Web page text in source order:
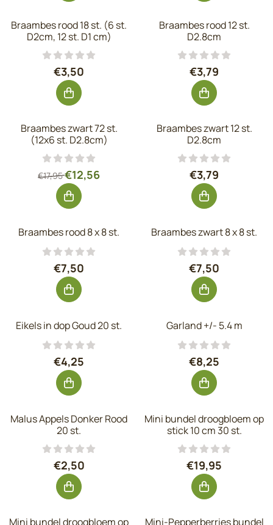
Braambes rood 18 st. (6 st.
D2cm, 12 st. D1 cm)
Prijs: 3,50, exclusief btw: 2,89
€3,50
Braambes rood 12 st.
D2.8cm
Prijs: 3,79,
€3,79
Braambes zwart 72 st.
(12x6 st. D2.8cm)
Van 17,95 voor 12,56, exclusief btw: 10,38
€17,95€12,56
Braambes zwart 12 st.
D2.8cm
Prijs: 3,79,
€3,79
Braambes rood 8 x 8 st.
Prijs: 7,50, exclusief btw: 6,20
€7,50
Braambes zwart 8 x 8 st.
Prijs: 7,50,
€7,50
Eikels in dop Goud 20 st.
Prijs: 4,25, exclusief btw: 3,51
€4,25
Garland +/- 5.4 m
Prijs: 8,25,
€8,25
Malus Appels Donker Rood
20 st.
Prijs: 2,50, exclusief btw: 2,07
€2,50
Mini bundel droogbloem op
stick 10 cm 30 st.
Prijs: 19,95,
€19,95
Mini bundel droogbloem op Mini-Pepperberries bundel